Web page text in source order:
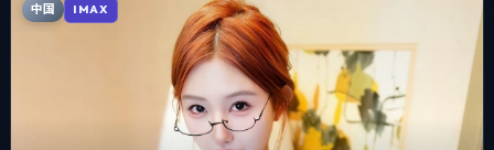
中国 IMAX